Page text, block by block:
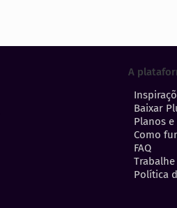
A
Baixar
Planos
Como
FAQ
Política